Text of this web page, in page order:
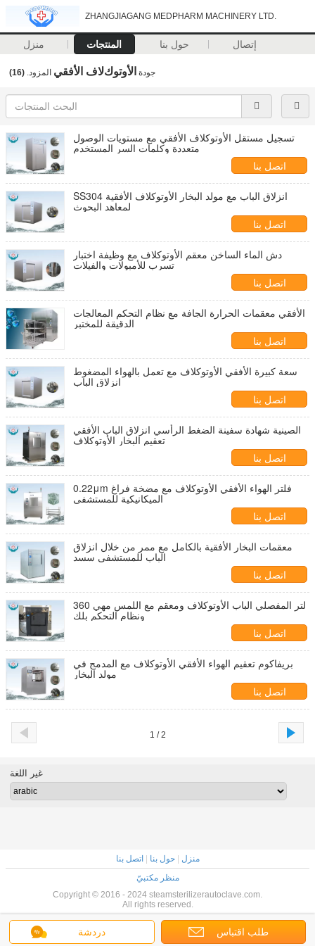
ZHANGJIAGANG MEDPHARM MACHINERY LTD.
منزل المنتجات حول بنا إتصال
جودة اﻷوتوكﻻف الأفقي المزود. (16)
تسجيل مستقل الأوتوكلاف الأفقي مع مستويات الوصول
متعددة وكلمات السر المستخدم
اتصل بنا
SS304 انزلاق الباب مع مولد البخار الأوتوكلاف الأفقية
لمعاهد البحوث
اتصل بنا
دش الماء الساخن معقم الأوتوكلاف مع وظيفة اختبار
تسرب للأمبولات والفيلات
اتصل بنا
الأفقي معقمات الحرارة الجافة مع نظام التحكم المعالجات
الدقيقة للمختبر
اتصل بنا
سعة كبيرة الأفقي الأوتوكلاف مع تعمل بالهواء المضغوط
انزلاق الباب
اتصل بنا
الصينية شهادة سفينة الضغط الرأسي انزلاق الباب الأفقي
تعقيم البخار الأوتوكلاف
اتصل بنا
0.22μm فلتر الهواء الأفقي الأوتوكلاف مع مضخة فراغ
الميكانيكية للمستشفى
اتصل بنا
معقمات البخار الأفقية بالكامل مع ممر من خلال انزلاق
الباب للمستشفى سسد
اتصل بنا
360 لتر المفصلي الباب الأوتوكلاف ومعقم مع اللمس مهي
ونظام التحكم بلك
اتصل بنا
بريفاكوم تعقيم الهواء الأفقي الأوتوكلاف مع المدمج في
مولد البخار
اتصل بنا
1 / 2
دردشة طلب اقتباس
غير اللغة
منزل |حول بنا
اتصل بنا
منظر مكتبيّ
Copyright © 2016 - 2024 steamsterilizerautoclave.com.
All rights reserved.